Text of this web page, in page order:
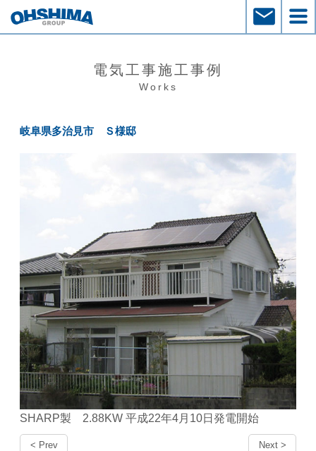
電気工事施工事例
Works
岐阜県多治見市 Ｓ様邸
SHARP製 2.88KW 平成22年4月10日発電開始
< Prev Next >